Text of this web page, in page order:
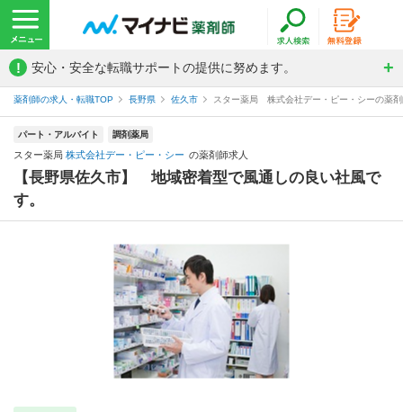
! 安心・安全な転職サポートの提供に努めます。
薬剤師の求人・転職TOP 長野県 佐久市 スター薬局 株式会社デー・ピー・シーの薬
パート・アルバイト 調剤薬局
スター薬局 株式会社デー・ピー・シー の薬剤師求人
【長野県佐久市】 地域密着型で風通しの良い社風で
す。